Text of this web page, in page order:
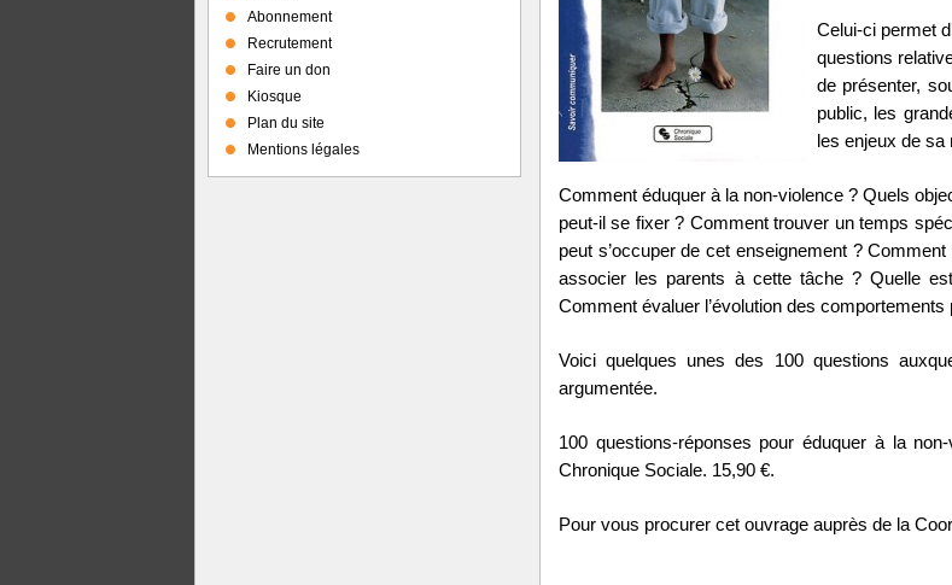
Celui-ci permet
questions
de présenter,
public, les
les enjeux de
Comment éduquer à la non-violence ? Quels
peut-il se fixer ? Comment trouver un temps
peut s’occuper de cet enseignement ?
associer les parents à cette tâche ? Quelle
Comment évaluer l’évolution des
Voici quelques unes des 100 questions
argumentée.
100 questions-réponses pour éduquer à la
Chronique Sociale. 15,90 €.
Pour vous procurer cet ouvrage auprès de la
Abonnement
Recrutement
Faire un don
Kiosque
Plan du site
Mentions légales